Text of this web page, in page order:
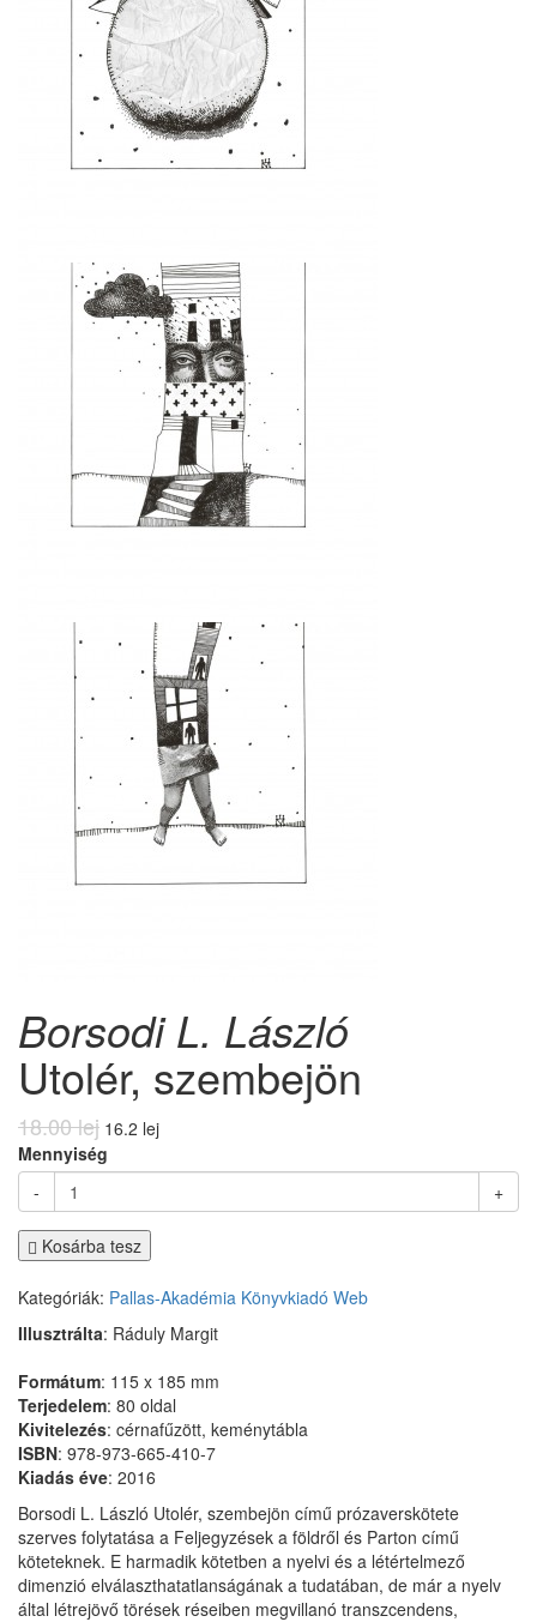
Borsodi L. László
Utolér, szembejön
18.00 lej 16.2 lej
Mennyiség
-
+
Kosárba tesz
Kategóriák: Pallas-Akadémia Könyvkiadó Web
Illusztrálta: Ráduly Margit
Formátum: 115 x 185 mm
Terjedelem: 80 oldal
Kivitelezés: cérnafűzött, keménytábla
ISBN: 978-973-665-410-7
Kiadás éve: 2016
Borsodi L. László Utolér, szembejön című prózaverskötete
szerves folytatása a Feljegyzések a földről és Parton című
köteteknek. E harmadik kötetben a nyelvi és a létértelmező
dimenzió elválaszthatatlanságának a tudatában, de már a nyelv
által létrejövő törések réseiben megvillanó transzcendens,